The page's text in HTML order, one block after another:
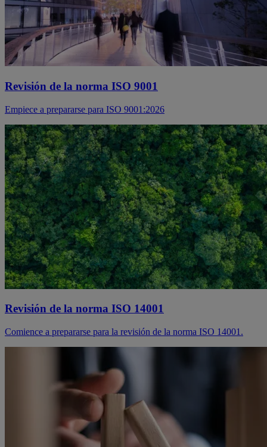
Revisión de la norma ISO 9001
Empiece a prepararse para ISO 9001:2026
Revisión de la norma ISO 14001
Comience a prepararse para la revisión de la norma ISO 14001.